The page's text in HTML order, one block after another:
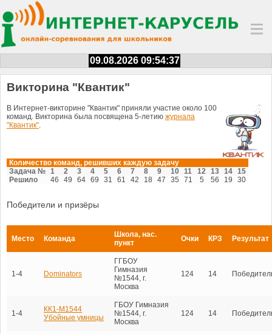
09.08.2026 09:54:37
Викторина "Квантик"
В Интернет-викторине "Квантик" приняли участие около 100
команд. Викторина была посвящена 5-летию журнала
"Квантик"
Количество команд, решивших каждую задачу
Задача №
1 2 3 4 5 6 7 8 9 10 11 12 13 14
15
Решило
46 49 64 69 31 61 42 18 47 35 71 5 56 19 30
Победители и призёры
Место Команда
Школа, нас.
пункт
Очки КРЗ Результат
1-4 Dominators
ГГБОУ
Гимназия
№1544, г.
Москва
124 14
1-4
КК1-М1544
Убойные умницы
ГБОУ Гимназия
№1544, г.
Москва
124 14